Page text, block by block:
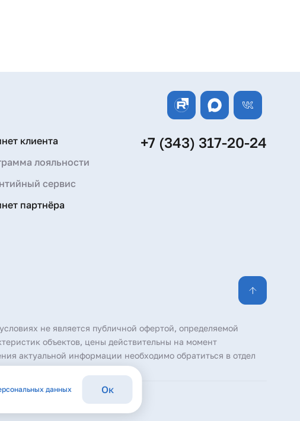
клиента
лояльности
сервис
партнёра
+7 (343) 317-20-24
не является публичной офертой, определяемой
объектов, цены действительны на момент
актуальной информации необходимо обратиться в отдел
данных Ок